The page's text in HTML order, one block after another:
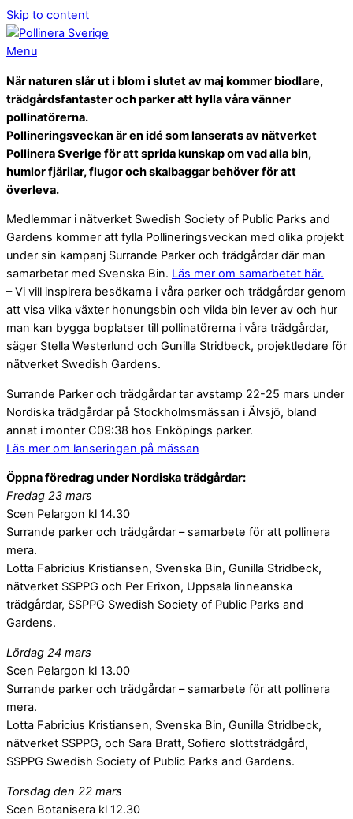
Skip to content
Menu
När naturen slår ut i blom i slutet av maj kommer biodlare,
trädgårdsfantaster och parker att hylla våra vänner
pollinatörerna.
Pollineringsveckan är en idé som lanserats av nätverket
Pollinera Sverige för att sprida kunskap om vad alla bin,
humlor fjärilar, flugor och skalbaggar behöver för att
överleva.
Medlemmar i nätverket Swedish Society of Public Parks and
Gardens kommer att fylla Pollineringsveckan med olika projekt
under sin kampanj Surrande Parker och trädgårdar där man
samarbetar med Svenska Bin. Läs mer om samarbetet här.
– Vi vill inspirera besökarna i våra parker och trädgårdar genom
att visa vilka växter honungsbin och vilda bin lever av och hur
man kan bygga boplatser till pollinatörerna i våra trädgårdar,
säger Stella Westerlund och Gunilla Stridbeck, projektledare för
nätverket Swedish Gardens.
Surrande Parker och trädgårdar tar avstamp 22-25 mars under
Nordiska trädgårdar på Stockholmsmässan i Älvsjö, bland
annat i monter C09:38 hos Enköpings parker.
Läs mer om lanseringen på mässan
Öppna föredrag under Nordiska trädgårdar:
Fredag 23 mars
Scen Pelargon kl 14.30
Surrande parker och trädgårdar – samarbete för att pollinera
mera.
Lotta Fabricius Kristiansen, Svenska Bin, Gunilla Stridbeck,
nätverket SSPPG och Per Erixon, Uppsala linneanska
trädgårdar, SSPPG Swedish Society of Public Parks and
Gardens.
Lördag 24 mars
Scen Pelargon kl 13.00
Surrande parker och trädgårdar – samarbete för att pollinera
mera.
Lotta Fabricius Kristiansen, Svenska Bin, Gunilla Stridbeck,
nätverket SSPPG, och Sara Bratt, Sofiero slottsträdgård,
SSPPG Swedish Society of Public Parks and Gardens.
Torsdag den 22 mars
Scen Botanisera kl 12.30